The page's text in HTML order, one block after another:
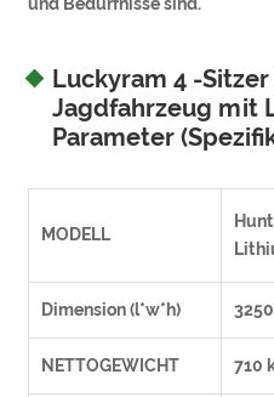
Luckyram 4 -
Jagdfahrzeug mit
Parameter
MODELL
Dimension (l*w*h)
NETTOGEWICHT 710